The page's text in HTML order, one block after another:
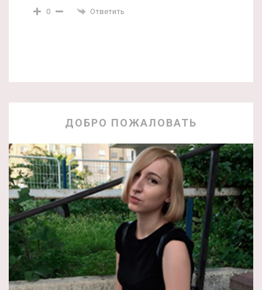
0 Ответить
ДОБРО ПОЖАЛОВАТЬ